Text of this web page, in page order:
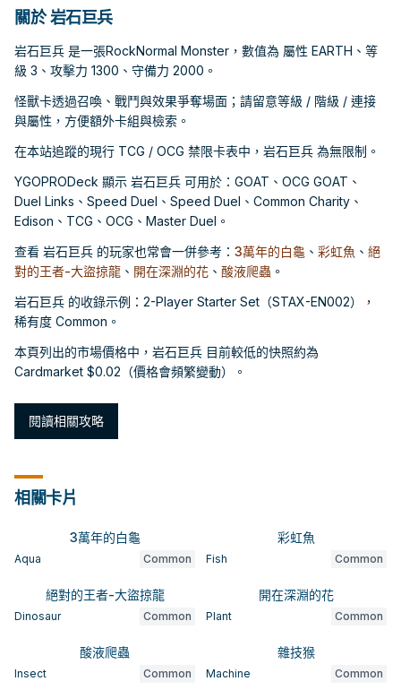
關於 岩石巨兵
岩石巨兵 是一張RockNormal Monster，數值為 屬性 EARTH、等
級 3、攻擊力 1300、守備力 2000。
怪獸卡透過召喚、戰鬥與效果爭奪場面；請留意等級 / 階級 / 連接
與屬性，方便額外卡組與檢索。
在本站追蹤的現行 TCG / OCG 禁限卡表中，岩石巨兵 為無限制。
YGOPRODeck 顯示 岩石巨兵 可用於：GOAT、OCG GOAT、
Duel Links、Speed Duel、Speed Duel、Common Charity、
Edison、TCG、OCG、Master Duel。
查看 岩石巨兵 的玩家也常會一併參考： 3萬年的白龜 、 彩虹魚 、 絕
對的王者-大盜掠龍 、 開在深淵的花 、 酸液爬蟲 。
岩石巨兵 的收錄示例：2-Player Starter Set（STAX-EN002），
稀有度 Common。
本頁列出的市場價格中，岩石巨兵 目前較低的快照約為
Cardmarket $0.02（價格會頻繁變動）。
閱讀相關攻略
相關卡片
3萬年的白龜
Aqua Common
彩虹魚
Fish Common
絕對的王者-大盜掠龍
Dinosaur Common
開在深淵的花
Plant Common
酸液爬蟲
Insect Common
雜技猴
Machine Common